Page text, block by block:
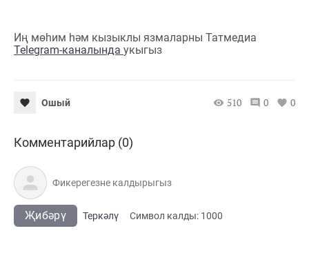
Иң мөһим һәм кызыклы язмаларны Татмедиа
Telegram-каналында укыгыз
Ошый 510 0 0
Комментарийлар (0)
Җибәрү Теркәлү Cимвол калды: 1000